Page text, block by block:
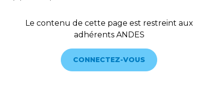
Le contenu de cette page est restreint aux
adhérents ANDES
CONNECTEZ-VOUS